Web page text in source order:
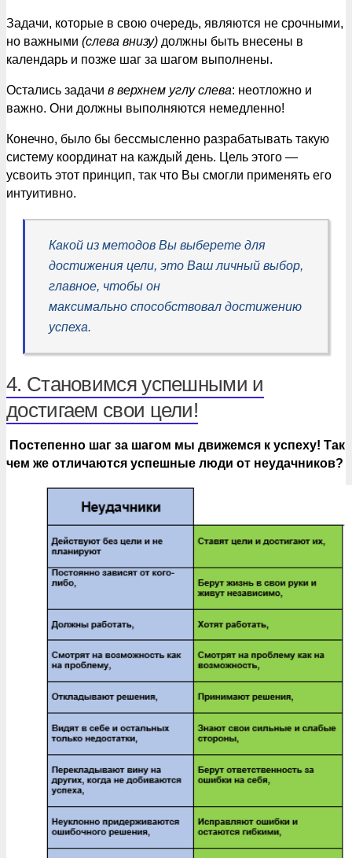
Задачи, которые в свою очередь, являются не срочными,
но важными (слева внизу) должны быть внесены в
календарь и позже шаг за шагом выполнены.
Остались задачи в верхнем углу слева: неотложно и
важно. Они должны выполняются немедленно!
Конечно, было бы бессмысленно разрабатывать такую
систему координат на каждый день. Цель этого —
усвоить этот принцип, так что Вы смогли применять его
интуитивно.
Какой из методов Вы выберете для
достижения цели, это Ваш личный выбор,
главное, чтобы он
максимально способствовал достижению
успеха.
4. Становимся успешными и
достигаем свои цели!
Постепенно шаг за шагом мы движемся к успеху! Так
чем же отличаются успешные люди от неудачников?